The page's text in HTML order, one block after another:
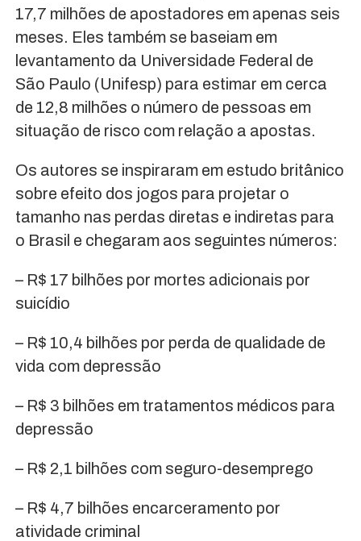
17,7 milhões de apostadores em apenas seis
meses. Eles também se baseiam em
levantamento da Universidade Federal de
São Paulo (Unifesp) para estimar em cerca
de 12,8 milhões o número de pessoas em
situação de risco com relação a apostas.
Os autores se inspiraram em estudo britânico
sobre efeito dos jogos para projetar o
tamanho nas perdas diretas e indiretas para
o Brasil e chegaram aos seguintes números:
– R$ 17 bilhões por mortes adicionais por
suicídio
– R$ 10,4 bilhões por perda de qualidade de
vida com depressão
– R$ 3 bilhões em tratamentos médicos para
depressão
– R$ 2,1 bilhões com seguro-desemprego
– R$ 4,7 bilhões encarceramento por
atividade criminal